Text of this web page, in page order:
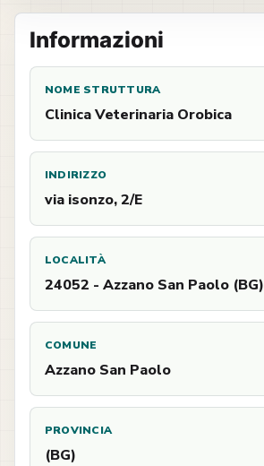
Informazioni
NOME STRUTTURA
Clinica Veterinaria Orobica
INDIRIZZO
via isonzo, 2/E
LOCALITÀ
24052 - Azzano San Paolo (BG)
COMUNE
Azzano San Paolo
PROVINCIA
(BG)